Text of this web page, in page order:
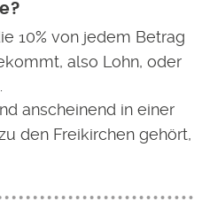
10% von jedem Betrag
also Lohn, oder
anscheinend in einer
den Freikirchen gehört,